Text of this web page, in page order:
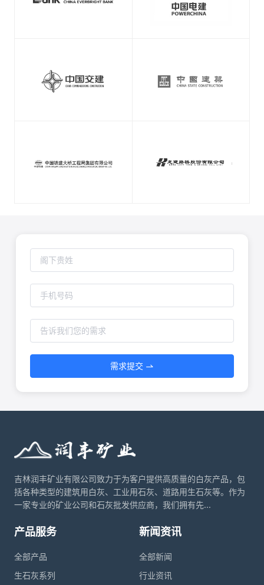
需求提交
吉林润丰矿业有限公司致力于为客户提供高质量的白灰产品，包
括各种类型的建筑用白灰、工业用石灰、道路用生石灰等。作为
一家专业的矿业公司和石灰批发供应商，我们拥有先...
产品服务
全部产品
生石灰系列
新闻资讯
全部新闻
行业资讯